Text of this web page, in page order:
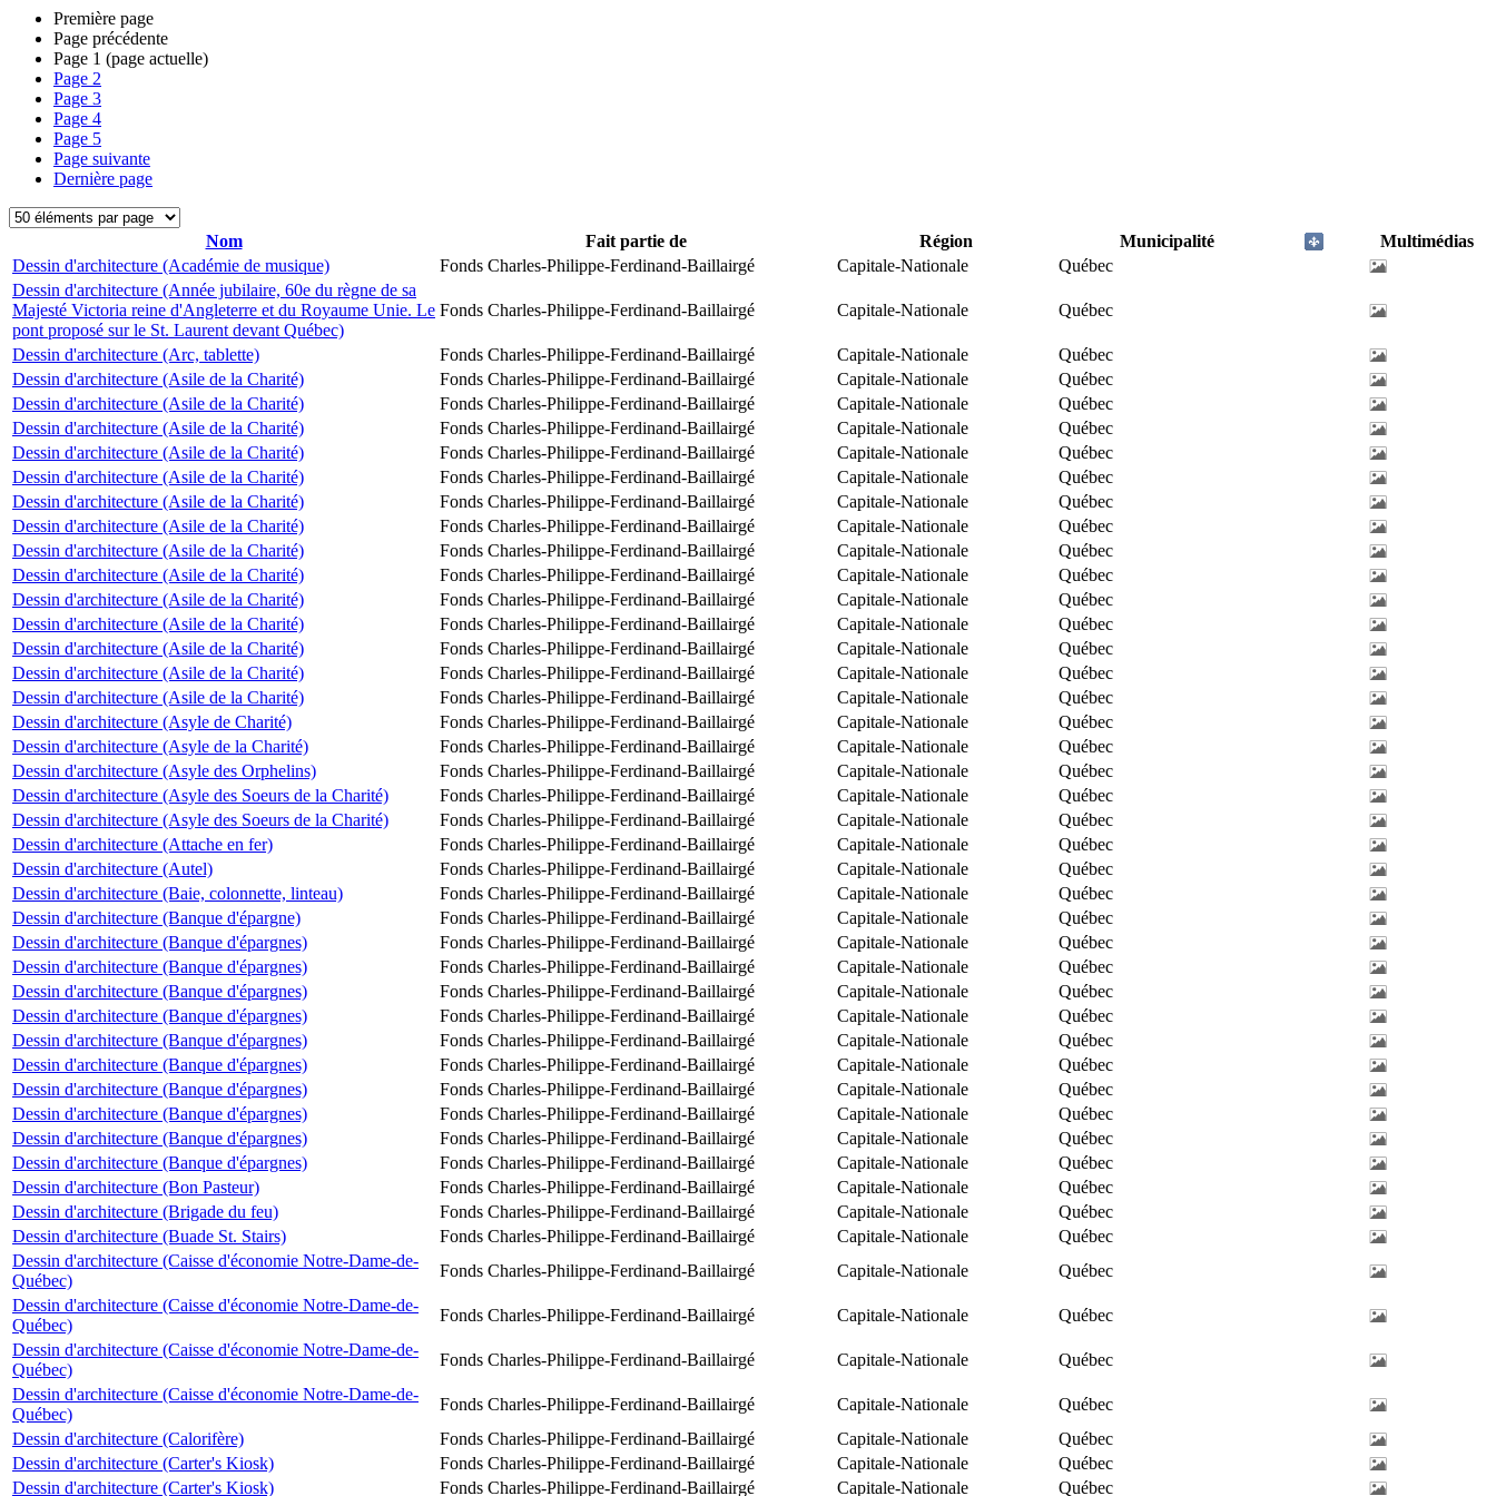
Première page
Page précédente
Page 1 (page actuelle)
Page 2
Page 3
Page 4
Page 5
Page suivante
Dernière page
Nom Fait partie de Région Municipalité
Multimédias
Dessin d'architecture (Académie de musique)
Fonds Charles-Philippe-Ferdinand-Baillairgé Capitale-Nationale
Québec
Dessin d'architecture (Année jubilaire, 60e du règne de sa
Majesté Victoria reine d'Angleterre et du Royaume Unie. Le
pont proposé sur le St. Laurent devant Québec)
Fonds Charles-Philippe-Ferdinand-Baillairgé Capitale-Nationale Québec
Dessin d'architecture (Arc, tablette) Fonds Charles-Philippe-Ferdinand-Baillairgé Capitale-Nationale
Québec
Dessin d'architecture (Asile de la Charité)
Fonds Charles-Philippe-Ferdinand-Baillairgé Capitale-Nationale
Québec
Dessin d'architecture (Asile de la Charité)
Fonds Charles-Philippe-Ferdinand-Baillairgé Capitale-Nationale
Québec
Dessin d'architecture (Asile de la Charité)
Fonds Charles-Philippe-Ferdinand-Baillairgé Capitale-Nationale
Québec
Dessin d'architecture (Asile de la Charité)
Fonds Charles-Philippe-Ferdinand-Baillairgé Capitale-Nationale
Québec
Dessin d'architecture (Asile de la Charité)
Fonds Charles-Philippe-Ferdinand-Baillairgé Capitale-Nationale
Québec
Dessin d'architecture (Asile de la Charité)
Fonds Charles-Philippe-Ferdinand-Baillairgé Capitale-Nationale
Québec
Dessin d'architecture (Asile de la Charité)
Fonds Charles-Philippe-Ferdinand-Baillairgé Capitale-Nationale
Québec
Dessin d'architecture (Asile de la Charité)
Fonds Charles-Philippe-Ferdinand-Baillairgé Capitale-Nationale
Québec
Dessin d'architecture (Asile de la Charité)
Fonds Charles-Philippe-Ferdinand-Baillairgé Capitale-Nationale
Québec
Dessin d'architecture (Asile de la Charité)
Fonds Charles-Philippe-Ferdinand-Baillairgé Capitale-Nationale
Québec
Dessin d'architecture (Asile de la Charité)
Fonds Charles-Philippe-Ferdinand-Baillairgé Capitale-Nationale
Québec
Dessin d'architecture (Asile de la Charité)
Fonds Charles-Philippe-Ferdinand-Baillairgé Capitale-Nationale
Québec
Dessin d'architecture (Asile de la Charité)
Fonds Charles-Philippe-Ferdinand-Baillairgé Capitale-Nationale
Québec
Dessin d'architecture (Asile de la Charité)
Fonds Charles-Philippe-Ferdinand-Baillairgé Capitale-Nationale
Québec
Dessin d'architecture (Asyle de Charité)
Fonds Charles-Philippe-Ferdinand-Baillairgé Capitale-Nationale
Québec
Dessin d'architecture (Asyle de la Charité)
Fonds Charles-Philippe-Ferdinand-Baillairgé Capitale-Nationale
Québec
Dessin d'architecture (Asyle des Orphelins)
Fonds Charles-Philippe-Ferdinand-Baillairgé Capitale-Nationale
Québec
Dessin d'architecture (Asyle des Soeurs de la Charité)
Fonds Charles-Philippe-Ferdinand-Baillairgé Capitale-Nationale
Québec
Dessin d'architecture (Asyle des Soeurs de la Charité)
Fonds Charles-Philippe-Ferdinand-Baillairgé Capitale-Nationale
Québec
Dessin d'architecture (Attache en fer)
Fonds Charles-Philippe-Ferdinand-Baillairgé Capitale-Nationale
Québec
Dessin d'architecture (Autel)
Fonds Charles-Philippe-Ferdinand-Baillairgé Capitale-Nationale
Québec
Dessin d'architecture (Baie, colonnette, linteau)
Fonds Charles-Philippe-Ferdinand-Baillairgé Capitale-Nationale
Québec
Dessin d'architecture (Banque d'épargne)
Fonds Charles-Philippe-Ferdinand-Baillairgé Capitale-Nationale
Québec
Dessin d'architecture (Banque d'épargnes)
Fonds Charles-Philippe-Ferdinand-Baillairgé Capitale-Nationale
Québec
Dessin d'architecture (Banque d'épargnes)
Fonds Charles-Philippe-Ferdinand-Baillairgé Capitale-Nationale
Québec
Dessin d'architecture (Banque d'épargnes)
Fonds Charles-Philippe-Ferdinand-Baillairgé Capitale-Nationale
Québec
Dessin d'architecture (Banque d'épargnes)
Fonds Charles-Philippe-Ferdinand-Baillairgé Capitale-Nationale
Québec
Dessin d'architecture (Banque d'épargnes)
Fonds Charles-Philippe-Ferdinand-Baillairgé Capitale-Nationale
Québec
Dessin d'architecture (Banque d'épargnes)
Fonds Charles-Philippe-Ferdinand-Baillairgé Capitale-Nationale
Québec
Dessin d'architecture (Banque d'épargnes)
Fonds Charles-Philippe-Ferdinand-Baillairgé Capitale-Nationale
Québec
Dessin d'architecture (Banque d'épargnes)
Fonds Charles-Philippe-Ferdinand-Baillairgé Capitale-Nationale
Québec
Dessin d'architecture (Banque d'épargnes)
Fonds Charles-Philippe-Ferdinand-Baillairgé Capitale-Nationale
Québec
Dessin d'architecture (Banque d'épargnes)
Fonds Charles-Philippe-Ferdinand-Baillairgé Capitale-Nationale
Québec
Dessin d'architecture (Bon Pasteur)
Fonds Charles-Philippe-Ferdinand-Baillairgé Capitale-Nationale
Québec
Dessin d'architecture (Brigade du feu)
Fonds Charles-Philippe-Ferdinand-Baillairgé Capitale-Nationale
Québec
Dessin d'architecture (Buade St. Stairs)
Fonds Charles-Philippe-Ferdinand-Baillairgé Capitale-Nationale
Québec
Dessin d'architecture (Caisse d'économie Notre-Dame-de-
Québec)
Fonds Charles-Philippe-Ferdinand-Baillairgé Capitale-Nationale
Québec
Dessin d'architecture (Caisse d'économie Notre-Dame-de-
Québec)
Fonds Charles-Philippe-Ferdinand-Baillairgé Capitale-Nationale
Québec
Dessin d'architecture (Caisse d'économie Notre-Dame-de-
Québec)
Fonds Charles-Philippe-Ferdinand-Baillairgé Capitale-Nationale
Québec
Dessin d'architecture (Caisse d'économie Notre-Dame-de-
Québec)
Fonds Charles-Philippe-Ferdinand-Baillairgé Capitale-Nationale
Québec
Dessin d'architecture (Calorifère)
Fonds Charles-Philippe-Ferdinand-Baillairgé Capitale-Nationale
Québec
Dessin d'architecture (Carter's Kiosk)
Fonds Charles-Philippe-Ferdinand-Baillairgé Capitale-Nationale
Québec
Dessin d'architecture (Carter's Kiosk)
Fonds Charles-Philippe-Ferdinand-Baillairgé Capitale-Nationale Québec